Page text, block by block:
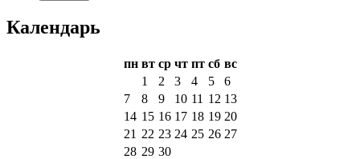
Календарь
пн вт ср чт пт сб вс
1
2 3 4 5
6
7
8 9 10 11 12 13
14 15 16 17 18 19 20
21 22 23 24 25 26 27
28 29 30